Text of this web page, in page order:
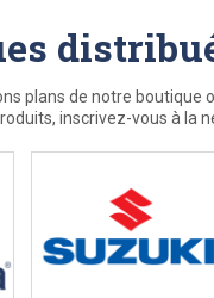
plans de notre boutique
inscrivez-vous à la